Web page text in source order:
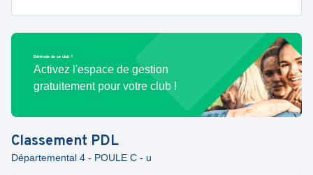
Bénévole de ce club ?
Activez l'espace de gestion
gratuitement pour votre club !
Classement PDL
Départemental 4 - POULE C - u